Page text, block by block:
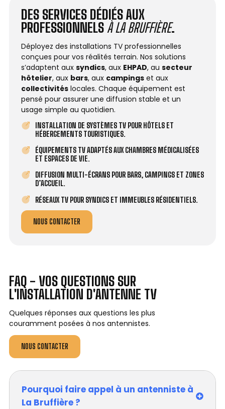
DES SERVICES DÉDIÉS AUX
PROFESSIONNELS À LA BRUFFIÈRE.
Déployez des installations TV professionnelles
conçues pour vos réalités terrain. Nos solutions
s’adaptent aux syndics, aux EHPAD, au secteur
hôtelier, aux bars, aux campings et aux
collectivités locales. Chaque équipement est
pensé pour assurer une diffusion stable et un
usage simple au quotidien.
INSTALLATION DE SYSTÈMES TV POUR HÔTELS ET
HÉBERGEMENTS TOURISTIQUES.
ÉQUIPEMENTS TV ADAPTÉS AUX CHAMBRES MÉDICALISÉES
ET ESPACES DE VIE.
DIFFUSION MULTI-ÉCRANS POUR BARS, CAMPINGS ET ZONES
D’ACCUEIL.
RÉSEAUX TV POUR SYNDICS ET IMMEUBLES RÉSIDENTIELS.
NOUS CONTACTER
FAQ - VOS QUESTIONS SUR
L'INSTALLATION D'ANTENNE TV
Quelques réponses aux questions les plus
couramment posées à nos antennistes.
NOUS CONTACTER
Pourquoi faire appel à un antenniste à
La Bruffière ?